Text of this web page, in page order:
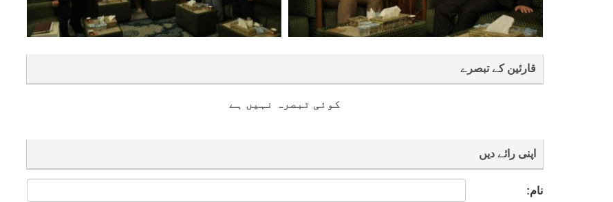
قارئین کے تبصرے
کوئی تبصرہ نہیں ہے
اپنی رائے دیں
نام: